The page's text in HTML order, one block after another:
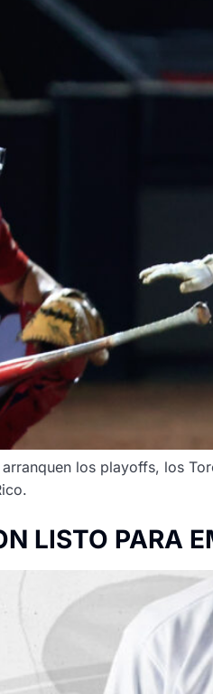
los playoffs, los
LISTO PARA